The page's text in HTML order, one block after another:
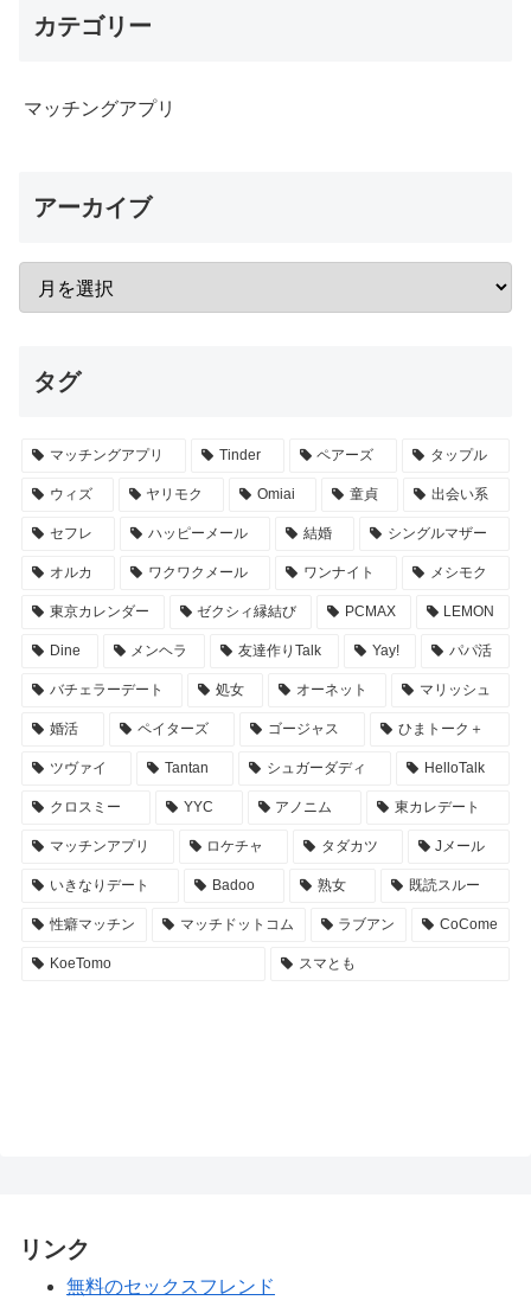
カテゴリー
マッチングアプリ
アーカイブ
タグ
マッチングアプリ Tinder ペアーズ タップル
ウィズ ヤリモク Omiai 童貞 出会い系
セフレ ハッピーメール 結婚 シングルマザー
オルカ ワクワクメール ワンナイト メシモク
東京カレンダー ゼクシィ縁結び PCMAX LEMON
Dine メンヘラ 友達作りTalk Yay! パパ活
バチェラーデート 処女 オーネット マリッシュ
婚活 ペイターズ ゴージャス ひまトーク＋
ツヴァイ Tantan シュガーダディ HelloTalk
クロスミー YYC アノニム 東カレデート
マッチンアプリ ロケチャ タダカツ Jメール
いきなりデート Badoo 熟女 既読スルー
性癖マッチン マッチドットコム ラブアン CoCome
KoeTomo スマとも
リンク
無料のセックスフレンド